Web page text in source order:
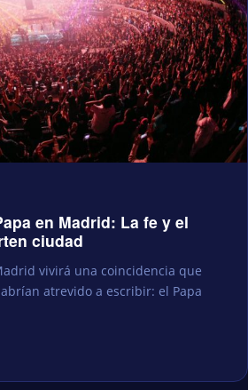
en Madrid: La fe y el
ciudad
vivirá una coincidencia que
atrevido a escribir: el Papa